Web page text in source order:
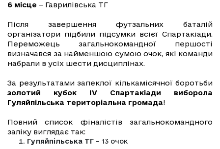
6 місце – Гаврилівська ТГ
Після завершення футзальних баталій
організатори підбили підсумки всієї Спартакіади.
Переможець загальнокомандної першості
визначався за найменшою сумою очок, які команди
набрали в усіх шести дисциплінах.
За результатами запеклої кількамісячної боротьби
золотий кубок IV Спартакіади виборола
Гуляйпільська територіальна громада!
Повний список фіналістів загальнокомандного
заліку виглядає так:
Гуляйпільська ТГ – 13 очок